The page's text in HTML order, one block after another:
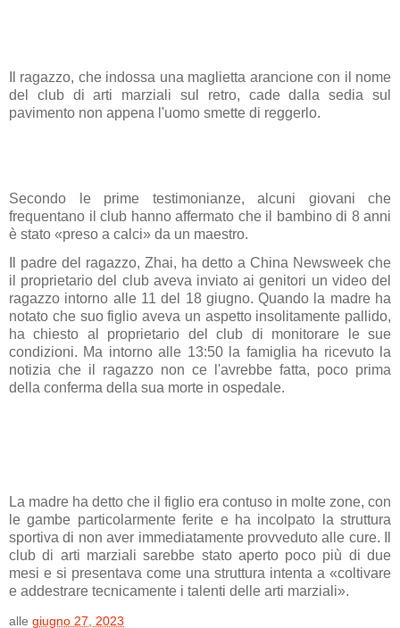
Il ragazzo, che indossa una maglietta arancione con il nome
del club di arti marziali sul retro, cade dalla sedia sul
pavimento non appena l'uomo smette di reggerlo.
Secondo le prime testimonianze, alcuni giovani che
frequentano il club hanno affermato che il bambino di 8 anni
è stato «preso a calci» da un maestro.
Il padre del ragazzo, Zhai, ha detto a China Newsweek che
il proprietario del club aveva inviato ai genitori un video del
ragazzo intorno alle 11 del 18 giugno. Quando la madre ha
notato che suo figlio aveva un aspetto insolitamente pallido,
ha chiesto al proprietario del club di monitorare le sue
condizioni. Ma intorno alle 13:50 la famiglia ha ricevuto la
notizia che il ragazzo non ce l'avrebbe fatta, poco prima
della conferma della sua morte in ospedale.
La madre ha detto che il figlio era contuso in molte zone, con
le gambe particolarmente ferite e ha incolpato la struttura
sportiva di non aver immediatamente provveduto alle cure. Il
club di arti marziali sarebbe stato aperto poco più di due
mesi e si presentava come una struttura intenta a «coltivare
e addestrare tecnicamente i talenti delle arti marziali».
alle giugno 27, 2023